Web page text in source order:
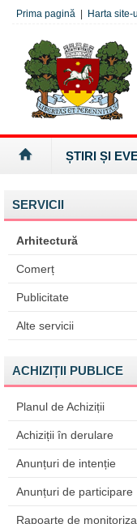
Prima pagină Harta site-
ȘTIRI ȘI
SERVICII
Arhitectură
Comerț
Publicitate
Alte servicii
ACHIZIȚII PUBLICE
Planul de Achiziții
Achiziții în derulare
Anunțuri de intenție
Anunțuri de participare
Rapoarte de